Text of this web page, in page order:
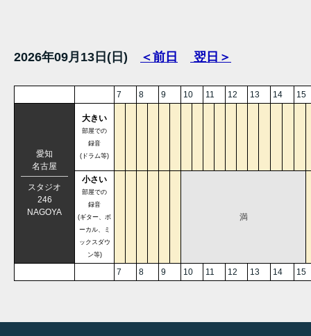
2026年09月13日(日) ＜前日 翌日＞
7 8 9 10 11 12 13 14 15
愛知
名古屋
スタジオ
246
NAGOYA
大きい
部屋での
録音
(ドラム等)
小さい
部屋での
録音
(ギター、ボ
ーカル、ミ
ックスダウ
ン等)
満
7 8 9 10 11 12 13 14 15